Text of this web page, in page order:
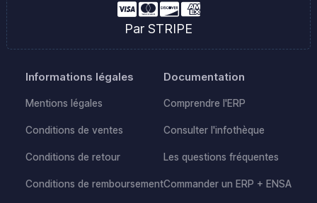
Par STRIPE
Informations légales
Mentions légales
Conditions de ventes
Conditions de retour
Conditions de remboursement
Documentation
Comprendre l'ERP
Consulter l'infothèque
Les questions fréquentes
Commander un ERP + ENSA